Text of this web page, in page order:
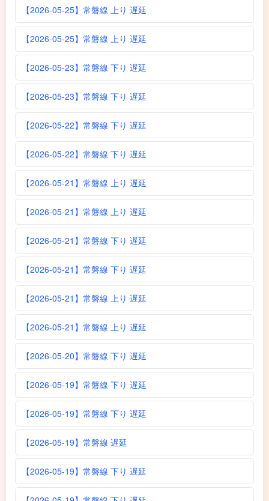
【2026-05-25】常磐線 上り 遅延
【2026-05-25】常磐線 上り 遅延
【2026-05-23】常磐線 下り 遅延
【2026-05-23】常磐線 下り 遅延
【2026-05-22】常磐線 下り 遅延
【2026-05-22】常磐線 下り 遅延
【2026-05-21】常磐線 上り 遅延
【2026-05-21】常磐線 上り 遅延
【2026-05-21】常磐線 下り 遅延
【2026-05-21】常磐線 下り 遅延
【2026-05-21】常磐線 上り 遅延
【2026-05-21】常磐線 上り 遅延
【2026-05-20】常磐線 下り 遅延
【2026-05-19】常磐線 下り 遅延
【2026-05-19】常磐線 下り 遅延
【2026-05-19】常磐線 遅延
【2026-05-19】常磐線 下り 遅延